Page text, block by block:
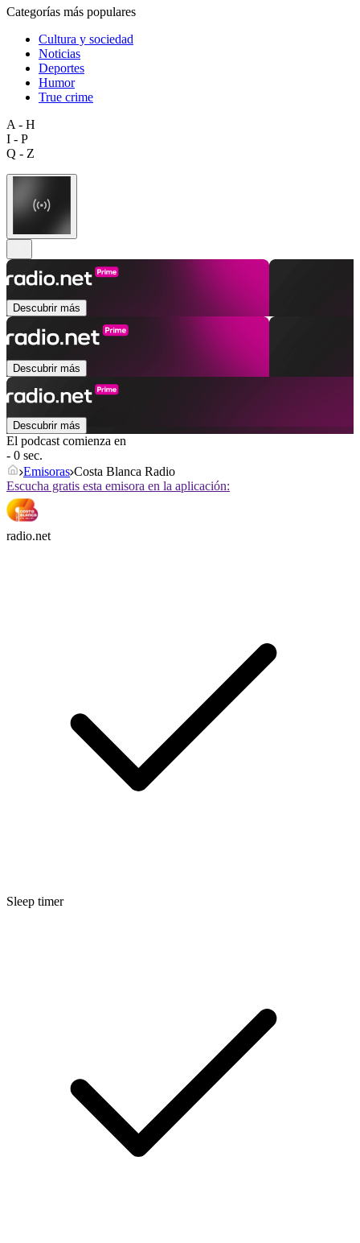
Categorías más populares
Cultura y sociedad
Noticias
Deportes
Humor
True crime
A - H
I - P
Q - Z
Descubrir más
Descubrir más
Descubrir más
El podcast comienza en
- 0 sec.
Emisoras Costa Blanca Radio
Escucha gratis esta emisora en la aplicación:
radio.net
Sleep timer